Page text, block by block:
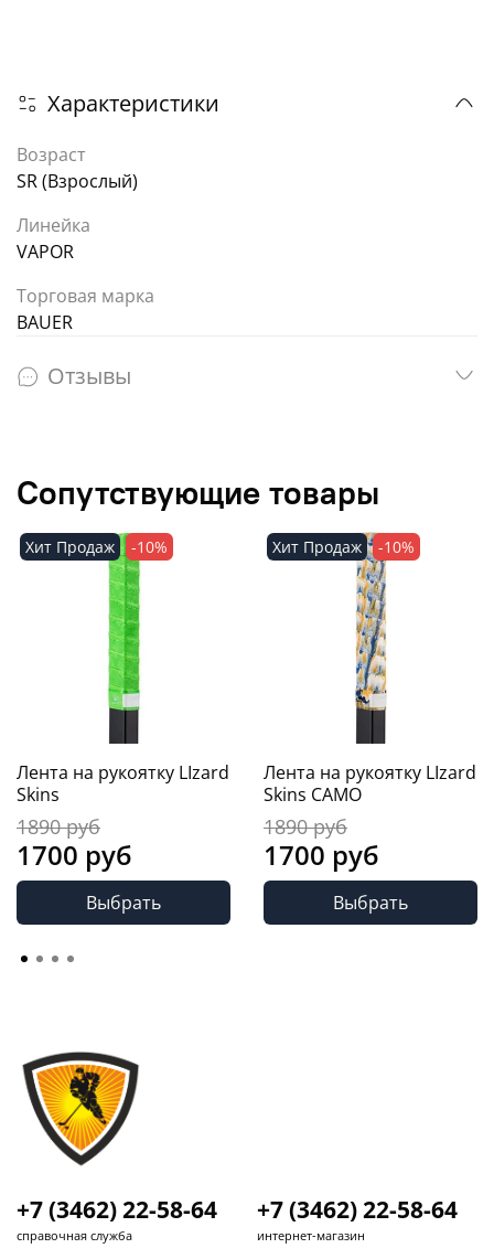
Характеристики
Возраст
SR (Взрослый)
Линейка
VAPOR
Торговая марка
BAUER
Отзывы
Сопутствующие товары
Хит Продаж -10%
Лента на рукоятку LIzard
Skins
1890 руб
1700 руб
Выбрать
Хит Продаж -10%
Лента на рукоятку LIzard
Skins CAMO
1890 руб
1700 руб
Выбрать
+7 (3462) 22-58-64
справочная служба
+7 (3462) 22-58-64
интернет-магазин